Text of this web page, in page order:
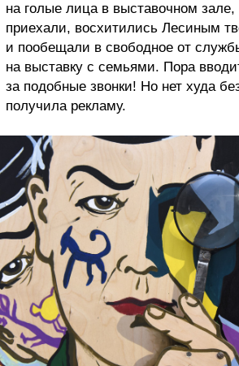
на голые лица в выставочном зале,
приехали, восхитились Лесиным
и пообещали в свободное от
на выставку с семьями. Пора
за подобные звонки! Но нет худа
получила рекламу.